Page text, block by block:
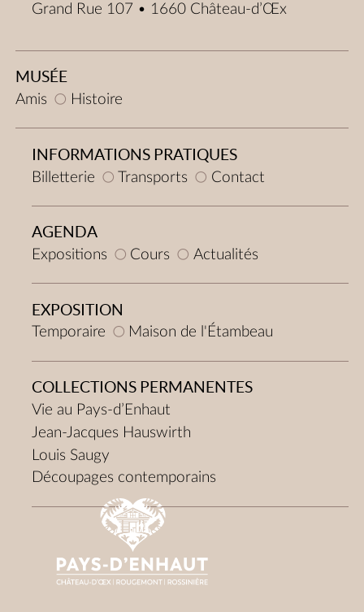
Grand Rue 107 • 1660 Château-d’Œx
MUSÉE
Amis Histoire
EXPOSITION
Temporaire Maison de l'Étambeau
COLLECTIONS PERMANENTES
Vie au Pays-d’Enhaut
Jean-Jacques Hauswirth
Louis Saugy
Découpages contemporains
INFORMATIONS PRATIQUES
Billetterie Transports Contact
AGENDA
Expositions Cours Actualités